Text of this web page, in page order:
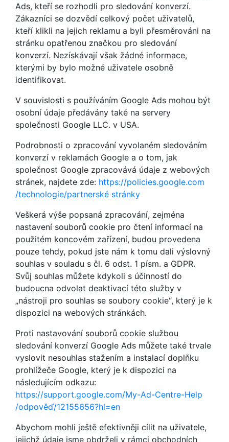
Ads, kteří se rozhodli pro sledování konverzí.
Zákazníci se dozvědí celkový počet uživatelů,
kteří klikli na jejich reklamu a byli přesměrováni na
stránku opatřenou značkou pro sledování
konverzí. Nezískávají však žádné informace,
kterými by bylo možné uživatele osobně
identifikovat.
V souvislosti s používáním Google Ads mohou být
osobní údaje předávány také na servery
společnosti Google LLC. v USA.
Podrobnosti o zpracování vyvolaném sledováním
konverzí v reklamách Google a o tom, jak
společnost Google zpracovává údaje z webových
stránek, najdete zde: https://policies.google.com
/technologie/partnerské stránky
Veškerá výše popsaná zpracování, zejména
nastavení souborů cookie pro čtení informací na
použitém koncovém zařízení, budou provedena
pouze tehdy, pokud jste nám k tomu dali výslovný
souhlas v souladu s čl. 6 odst. 1 písm. a GDPR.
Svůj souhlas můžete kdykoli s účinností do
budoucna odvolat deaktivací této služby v
„nástroji pro souhlas se soubory cookie“, který je k
dispozici na webových stránkách.
Proti nastavování souborů cookie službou
sledování konverzí Google Ads můžete také trvale
vyslovit nesouhlas stažením a instalací doplňku
prohlížeče Google, který je k dispozici na
následujícím odkazu:
https://support.google.com/My-Ad-Centre-Help
/odpověď/12155656?hl=en
Abychom mohli ještě efektivněji cílit na uživatele,
jejichž údaje jsme obdrželi v rámci obchodních